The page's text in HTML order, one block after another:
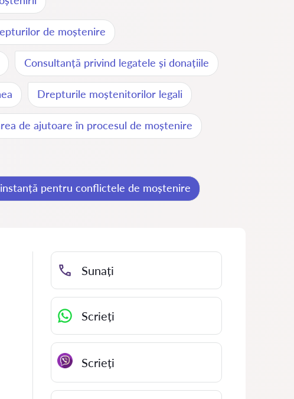
de moștenire
Consultanță privind legatele și donațiile
Drepturile moștenitorilor legali
de ajutoare în procesul de moștenire
pentru conflictele de moștenire
Sunați
Scrieți
Scrieți